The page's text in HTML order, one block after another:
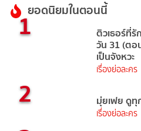
ยอดนิยมในตอนนี้
1 ติวเธอร์ที่รั
วัน 31 (ตอ
เป็นจังหวะ
เรื่องย่อละคร
2 มุ่ยเฟย ดูทุ
เรื่องย่อละคร